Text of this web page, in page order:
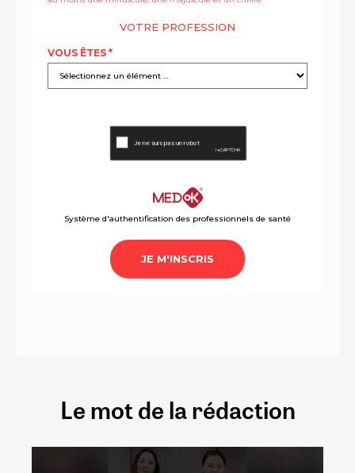
Le mot de la rédaction